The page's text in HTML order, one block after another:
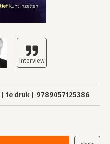
1e druk 9789057125386